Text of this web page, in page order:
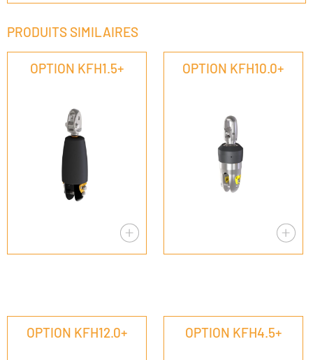
PRODUITS SIMILAIRES
OPTION KFH1.5+ OPTION KFH10.0+
OPTION KFH12.0+ OPTION KFH4.5+